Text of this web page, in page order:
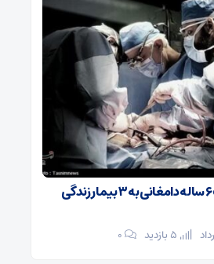
اهدای اعضای کودک ۶ ساله دامغانی به ۳ بیمار زندگی
۰